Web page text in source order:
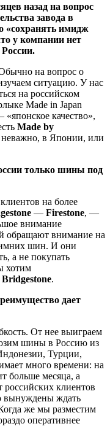
назад на вопрос
завода в
«сохранять имидж
у компании нет
на вопрос о
ситуацию. У нас
на российском
Made in Japan
качество»,
Made by
неважно, в Японии, или
только шины под
на более
— Firestone, —
внимание
обращают внимание на
шин. И они
а не покупать
хотим
Bridgestone.
дает
От нее выиграем
шины в Россию из
Турции,
много времени: на
больше месяца, а
клиентов
вынуждены ждать
же мы разместим
оперативнее